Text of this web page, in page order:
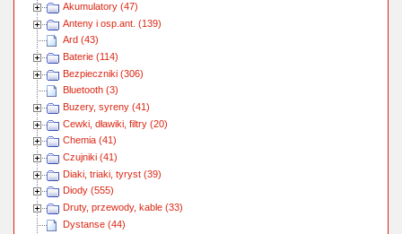
Akumulatory (47)
Anteny i osp.ant. (139)
Ard (43)
Baterie (114)
Bezpieczniki (306)
Bluetooth (3)
Buzery, syreny (41)
Cewki, dławiki, filtry (20)
Chemia (41)
Czujniki (41)
Diaki, triaki, tyryst (39)
Diody (555)
Druty, przewody, kable (33)
Dystanse (44)